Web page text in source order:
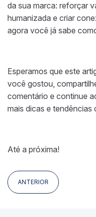
da sua marca: reforçar
humanizada e criar
agora você já sabe
Esperamos que este
você gostou,
comentário e continue
mais dicas e tendências
Até a próxima!
ANTERIOR